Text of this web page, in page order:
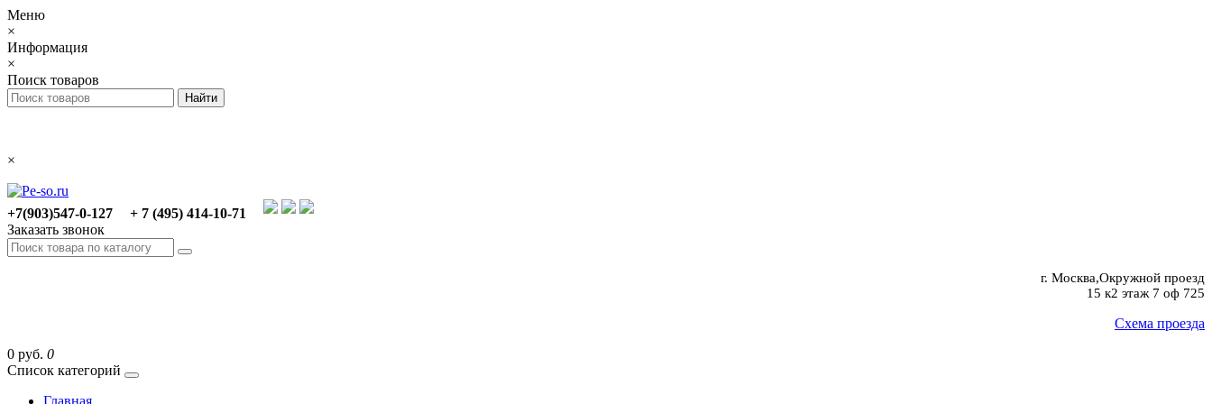
Меню
×
Информация
×
Поиск товаров
×
+7(903)547-0-127
+ 7 (495) 414-10-71
Заказать звонок
г. Москва,Окружной проезд
15 к2 этаж 7 оф 725
Схема проезда
0 руб. 0
Список категорий
Главная